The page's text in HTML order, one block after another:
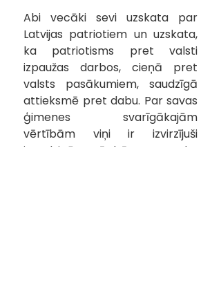
Abi vecāki sevi uzskata par
Latvijas patriotiem un uzskata,
ka patriotisms pret valsti
izpaužas darbos, cieņā pret
valsts pasākumiem, saudzīgā
attieksmē pret dabu. Par savas
ģimenes svarīgākajām
vērtībām viņi ir izvirzījuši
ieaudzināt arī bērnos to, ka